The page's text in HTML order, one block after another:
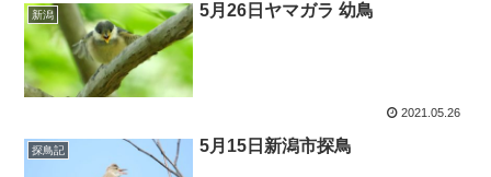
新潟 5月26日ヤマガラ 幼鳥
2021.05.26
探鳥記 5月15日新潟市探鳥